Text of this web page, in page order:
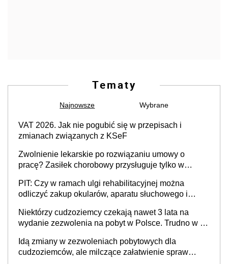
Tematy
Najnowsze Wybrane
VAT 2026. Jak nie pogubić się w przepisach i
zmianach związanych z KSeF
Zwolnienie lekarskie po rozwiązaniu umowy o
pracę? Zasiłek chorobowy przysługuje tylko w
stosunku pracy
PIT: Czy w ramach ulgi rehabilitacyjnej można
odliczyć zakup okularów, aparatu słuchowego i
Niektórzy cudzoziemcy czekają nawet 3 lata na
wydanie zezwolenia na pobyt w Polsce. Trudno w to
to realny problem
Idą zmiany w zezwoleniach pobytowych dla
cudzoziemców, ale milczące załatwienie spraw